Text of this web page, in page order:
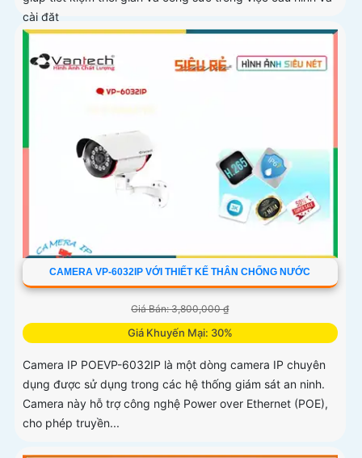
cài đặt
CAMERA VP-6032IP VỚI THIẾT KẾ THÂN CHỐNG NƯỚC
Giá Bán: 3,800,000 ₫
Giá Khuyến Mại: 30%
Camera IP POEVP-6032IP là một dòng camera IP chuyên
dụng được sử dụng trong các hệ thống giám sát an ninh.
Camera này hỗ trợ công nghệ Power over Ethernet (POE),
cho phép truyền...